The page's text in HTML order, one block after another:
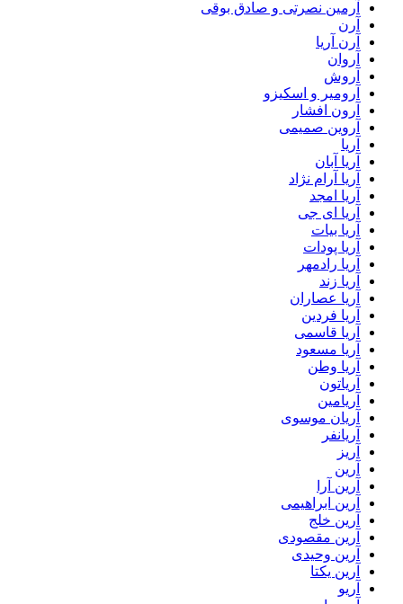
آرمین نصرتی و صادق بوقی
آرن
آرن آریا
آروان
آروش
آرومیر و اسکیزو
آرون افشار
آروین صمیمی
آریا
آریا آبان
آریا آرام نژاد
آریا امجد
آریا ای جی
آریا بیات
آریا پودات
آریا رادمهر
آریا زند
آریا عصاران
آریا فردین
آریا قاسمی
آریا مسعود
آریا وطن
آریاتون
آریامین
آریان موسوی
آریانفر
آریز
آرین
آرین آرا
آرین ابراهیمی
آرین خلج
آرین مقصودی
آرین وحیدی
آرین یکتا
آریو